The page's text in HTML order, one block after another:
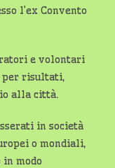
l’ex Convento
e volontari
per risultati,
alla città.
in società
o mondiali,
modo